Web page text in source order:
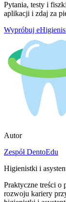
Pytania, testy i
aplikacji i zdaj za
Wypróbuj
Autor
Zespół DentoEdu
Higienistki i
Praktyczne treści o
rozwoju kariery